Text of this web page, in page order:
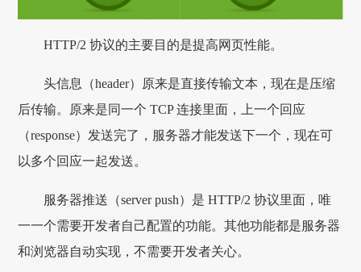
HTTP/2 协议的主要目的是提高网页性能。
头信息（header）原来是直接传输文本，现在是压缩
后传输。原来是同一个 TCP 连接里面，上一个回应
（response）发送完了，服务器才能发送下一个，现在可
以多个回应一起发送。
服务器推送（server push）是 HTTP/2 协议里面，唯
一一个需要开发者自己配置的功能。其他功能都是服务器
和浏览器自动实现，不需要开发者关心。